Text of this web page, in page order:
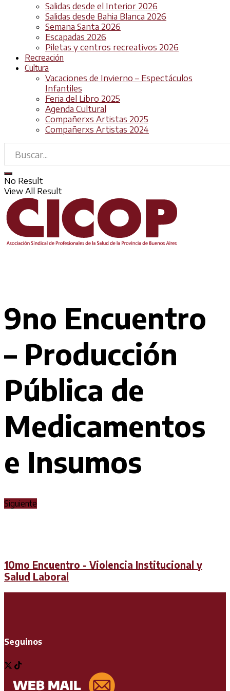
Salidas desde el Interior 2026
Salidas desde Bahia Blanca 2026
Semana Santa 2026
Escapadas 2026
Piletas y centros recreativos 2026
Recreación
Cultura
Vacaciones de Invierno – Espectáculos
Infantiles
Feria del Libro 2025
Agenda Cultural
Compañerxs Artistas 2025
Compañerxs Artistas 2024
No Result
View All Result
9no Encuentro
– Producción
Pública de
Medicamentos
e Insumos
Siguiente
10mo Encuentro - Violencia Institucional y
Salud Laboral
Seguinos